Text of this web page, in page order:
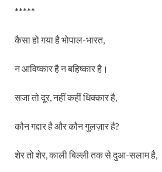
*****
कैसा हो गया है भोपाल-भारत,
न आविष्कार है न बहिष्कार है।
सजा तो दूर, नहीं कहीं धिक्कार है,
कौन गद्दार है और कौन गुलज़ार है?
शेर तो शेर, काली बिल्ली तक से दुआ-सलाम है,